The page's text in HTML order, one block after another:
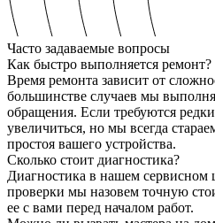
Часто задаваемые вопросы
Как быстро выполняется ремонт?
Время ремонта зависит от
большинстве случаев мы
обращения. Если требуются
увеличиться, но мы всегда
простоя вашего устройства.
Сколько стоит диагностика?
Диагностика в нашем сервисном
проверки мы назовем точную
ее с вами перед началом работ.